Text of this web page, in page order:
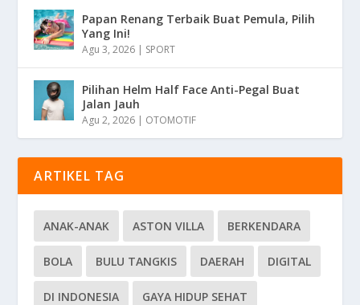
Papan Renang Terbaik Buat Pemula, Pilih
Yang Ini!
Agu 3, 2026 | SPORT
Pilihan Helm Half Face Anti-Pegal Buat
Jalan Jauh
Agu 2, 2026 | OTOMOTIF
ARTIKEL TAG
ANAK-ANAK ASTON VILLA BERKENDARA
BOLA BULU TANGKIS DAERAH DIGITAL
DI INDONESIA GAYA HIDUP SEHAT